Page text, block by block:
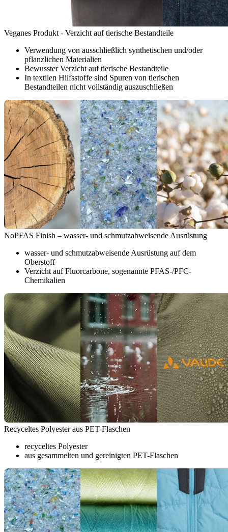
Veganes Produkt - Verzicht auf tierische Bestandteile
Verwendung von ausschließlich synthetischen und/oder
pflanzlichen Materialien
Bewusster Verzicht auf tierische Bestandteile
In textilen Hilfsstoffe sind Spuren von tierischen
Bestandteilen nicht vollständig auszuschließen
NoPFAS Finish – wasser- und schmutzabweisende Ausrüstung
wasser- und schmutzabweisende Ausrüstung auf dem
Oberstoff
Verzicht auf Fluorcarbone, sogenannte PFAS-/PFC-
Chemikalien
Recyceltes Polyester aus PET-Flaschen
recyceltes Polyester
aus gesammelten und gereinigten PET-Flaschen